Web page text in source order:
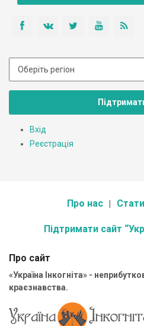
Вхід
Реєстрація
Про нас
Підтримати сайт
Про сайт
«Україна Інкогніта» -
краєзнавства.